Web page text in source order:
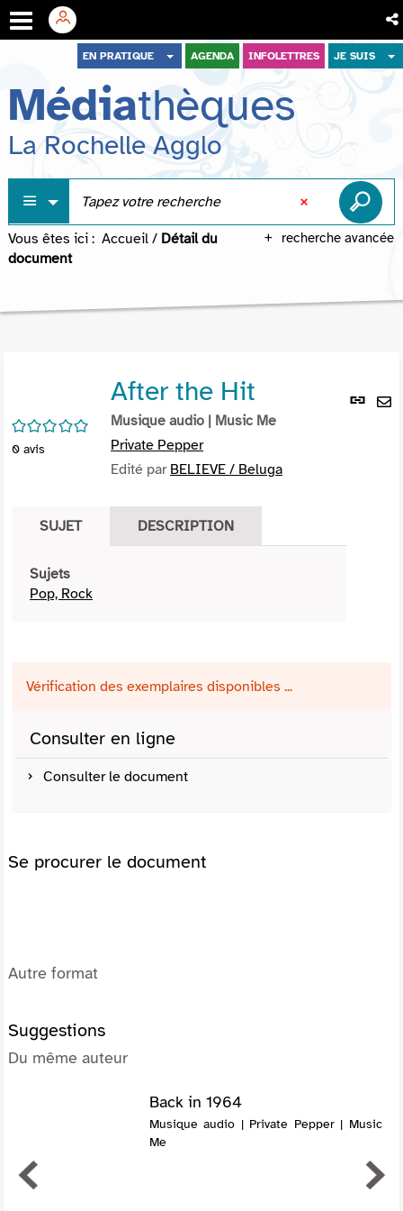
menu
contenu
recherche
EN PRATIQUE AGENDA INFOLETTRES JE SUIS
Médiathèques
La Rochelle Agglo
recherche avancée
Vous êtes ici : Accueil / Détail du
document
Lien
/5
0 avis
After the Hit
Musique audio | Music Me
Private Pepper
Edité par BELIEVE / Beluga
SUJET DESCRIPTION
Sujets
Pop, Rock
Vérification des exemplaires disponibles ...
Consulter en ligne
Consulter le document
Se procurer le document
Autre format
Suggestions
Du même auteur
Back in 1964
Musique audio | Private Pepper | Music
Me